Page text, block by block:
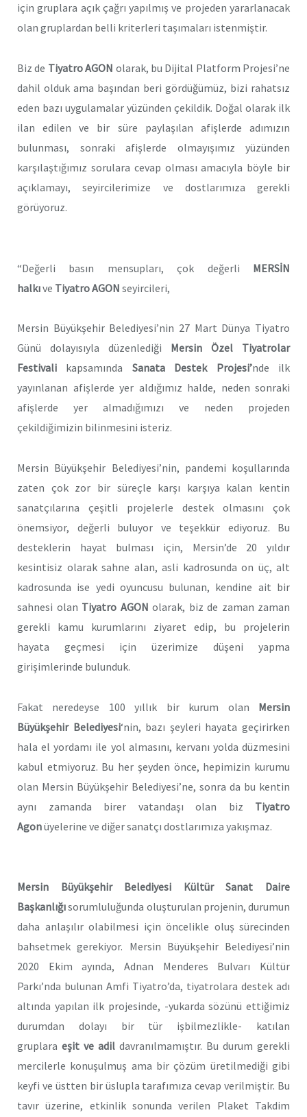
için gruplara açık çağrı yapılmış ve projeden yararlanacak
olan gruplardan belli kriterleri taşımaları istenmiştir.
Biz de Tiyatro AGON olarak, bu Dijital Platform Projesi’ne
dahil olduk ama başından beri gördüğümüz, bizi rahatsız
eden bazı uygulamalar yüzünden çekildik. Doğal olarak ilk
ilan edilen ve bir süre paylaşılan afişlerde adımızın
bulunması, sonraki afişlerde olmayışımız yüzünden
karşılaştığımız sorulara cevap olması amacıyla böyle bir
açıklamayı, seyircilerimize ve dostlarımıza gerekli
görüyoruz.
“Değerli basın mensupları, çok değerli MERSİN
halkıve Tiyatro AGON seyircileri,
Mersin Büyükşehir Belediyesi’nin 27 Mart Dünya Tiyatro
Günü dolayısıyla düzenlediği Mersin Özel Tiyatrolar
Festivali kapsamında Sanata Destek Projesi’nde ilk
yayınlanan afişlerde yer aldığımız halde, neden sonraki
afişlerde yer almadığımızı ve neden projeden
çekildiğimizin bilinmesini isteriz.
Mersin Büyükşehir Belediyesi’nin, pandemi koşullarında
zaten çok zor bir süreçle karşı karşıya kalan kentin
sanatçılarına çeşitli projelerle destek olmasını çok
önemsiyor, değerli buluyor ve teşekkür ediyoruz. Bu
desteklerin hayat bulması için, Mersin’de 20 yıldır
kesintisiz olarak sahne alan, asli kadrosunda on üç, alt
kadrosunda ise yedi oyuncusu bulunan, kendine ait bir
sahnesi olan Tiyatro AGON olarak, biz de zaman zaman
gerekli kamu kurumlarını ziyaret edip, bu projelerin
hayata geçmesi için üzerimize düşeni yapma
girişimlerinde bulunduk.
Fakat neredeyse 100 yıllık bir kurum olan Mersin
Büyükşehir Belediyesi‘nin, bazı şeyleri hayata geçirirken
hala el yordamı ile yol almasını, kervanı yolda düzmesini
kabul etmiyoruz. Bu her şeyden önce, hepimizin kurumu
olan Mersin Büyükşehir Belediyesi’ne, sonra da bu kentin
aynı zamanda birer vatandaşı olan biz Tiyatro
Agonüyelerine ve diğer sanatçı dostlarımıza yakışmaz.
Mersin Büyükşehir Belediyesi Kültür Sanat Daire
Başkanlığısorumluluğunda oluşturulan projenin, durumun
daha anlaşılır olabilmesi için öncelikle oluş sürecinden
bahsetmek gerekiyor. Mersin Büyükşehir Belediyesi’nin
2020 Ekim ayında, Adnan Menderes Bulvarı Kültür
Parkı’nda bulunan Amfi Tiyatro’da, tiyatrolara destek adı
altında yapılan ilk projesinde, -yukarda sözünü ettiğimiz
durumdan dolayı bir tür işbilmezlikle- katılan
gruplara eşit ve adil davranılmamıştır. Bu durum gerekli
mercilerle konuşulmuş ama bir çözüm üretilmediği gibi
keyfi ve üstten bir üslupla tarafımıza cevap verilmiştir. Bu
tavır üzerine, etkinlik sonunda verilen Plaket Takdim